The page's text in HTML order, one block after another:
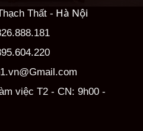
Thất - Hà Nội
việc T2 - CN: 9h00 -